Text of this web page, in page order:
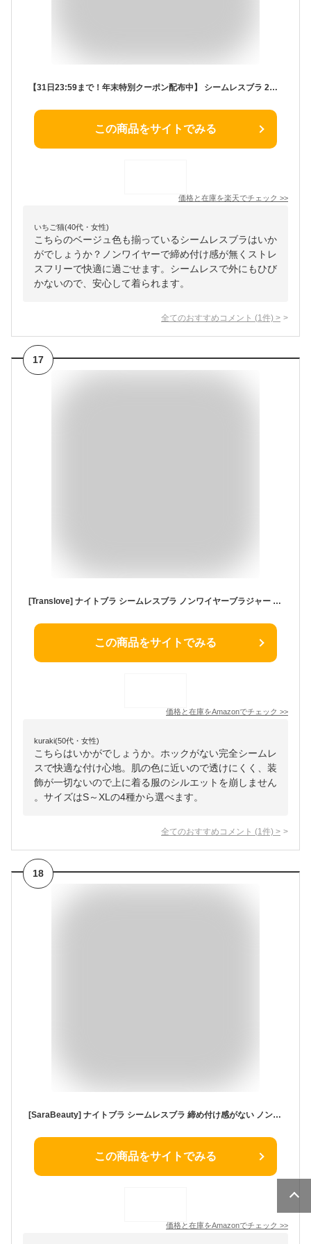
【31日23:59まで！年末特別クーポン配布中】 シームレスブラ 2枚セット 育乳 ナイトブラ ハーフトップ カップ付き 夜用 ブラ シームレスブラ 楽ブラ カップ付き ノンワイヤー ブラジャー ノンワイヤーブラ ブラック ホワイト ベージュ ヨガ ト
この商品をサイトでみる
価格と在庫を楽天でチェック >>
いちご猫(40代・女性)
こちらのベージュ色も揃っているシームレスブラはいか
がでしょうか？ノンワイヤーで締め付け感が無くストレ
スフリーで快適に過ごせます。シームレスで外にもひび
かないので、安心して着られます。
全てのおすすめコメント (1 件) >
17
[Translove] ナイトブラ シームレスブラ ノンワイヤーブラジャー スポーツブラ 揺れない M~2XLｘシルクのような滑らかな着け心地 盛れる スポブラ (M, ベージュ)
この商品をサイトでみる
価格と在庫をAmazonでチェック >>
kuraki(50代・女性)
こちらはいかがでしょうか。ホックがない完全シームレ
スで快適な付け心地。肌の色に近いので透けにくく、装
飾が一切ないので上に着る服のシルエットを崩しません
。サイズはS～XLの4種から選べます。
全てのおすすめコメント (1 件) >
18
[SaraBeauty] ナイトブラ シームレスブラ 締め付け感がない ノンワイヤー ブラ 極上のホールド感 24時間快適に着けられる ブラジャー スポーツブラ(L, ベージュ)
この商品をサイトでみる
価格と在庫をAmazonでチェック >>